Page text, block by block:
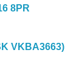
8PR
VKBA3663)